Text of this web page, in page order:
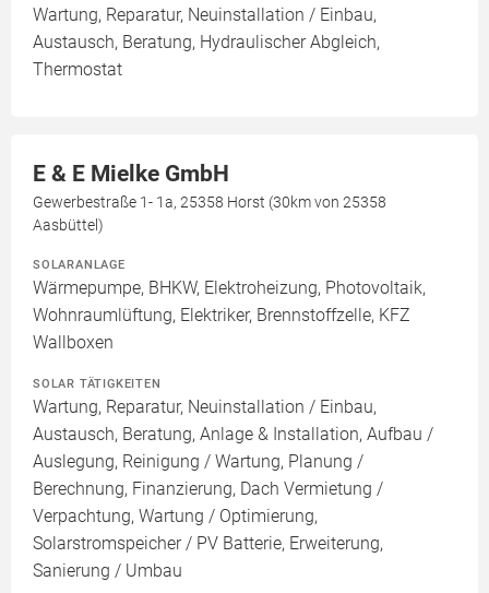
Wartung, Reparatur, Neuinstallation / Einbau,
Austausch, Beratung, Hydraulischer Abgleich,
Thermostat
E & E Mielke GmbH
Gewerbestraße 1- 1a, 25358 Horst (30km von 25358
Aasbüttel)
SOLARANLAGE
Wärmepumpe, BHKW, Elektroheizung, Photovoltaik,
Wohnraumlüftung, Elektriker, Brennstoffzelle, KFZ
Wallboxen
SOLAR TÄTIGKEITEN
Wartung, Reparatur, Neuinstallation / Einbau,
Austausch, Beratung, Anlage & Installation, Aufbau /
Auslegung, Reinigung / Wartung, Planung /
Berechnung, Finanzierung, Dach Vermietung /
Verpachtung, Wartung / Optimierung,
Solarstromspeicher / PV Batterie, Erweiterung,
Sanierung / Umbau